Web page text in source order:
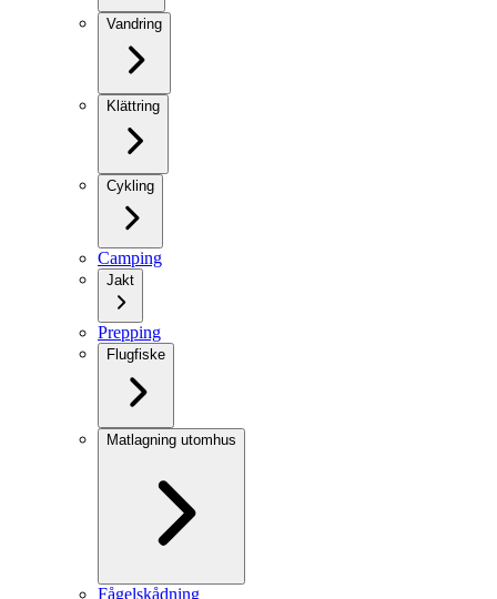
Vandring
Klättring
Cykling
Camping
Jakt
Prepping
Flugfiske
Matlagning utomhus
Fågelskådning